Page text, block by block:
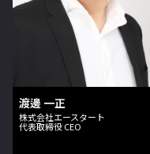
渡邊 一正
株式会社エースタート
代表取締役 CEO